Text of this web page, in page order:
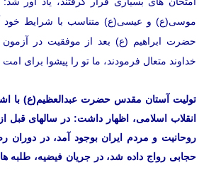
موسی(ع) و عیسی(ع) متناسب با شرایط خود
حضرت ابراهیم (ع) بعد از موفقیت در
خداوند متعال فرمودند، ما تو را پیشوا برای امت
تولیت آستان مقدس حضرت عبدالعظیم(ع) با
انقلاب اسلامی، اظهار داشت: در سالهای قبل
روحانیت و مردم ایران بوجود آمد، در دوران
حجابی رواج داده شد، در جریان فیضیه، طلبه